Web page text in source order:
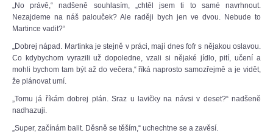
„No právě,“ nadšeně souhlasím, „chtěl jsem ti to samé navrhnout.
Nezajdeme na náš palouček? Ale raději bych jen ve dvou. Nebude to
Martince vadit?“
„Dobrej nápad. Martinka je stejně v práci, mají dnes fofr s nějakou oslavou.
Co kdybychom vyrazili už dopoledne, vzali si nějaké jídlo, pití, učení a
mohli bychom tam být až do večera,“ říká naprosto samozřejmě a je vidět,
že plánovat umí.
„Tomu já říkám dobrej plán. Sraz u lavičky na návsi v deset?“ nadšeně
nadhazuji.
„Super, začínám balit. Děsně se těším,“ uchechtne se a zavěsí.